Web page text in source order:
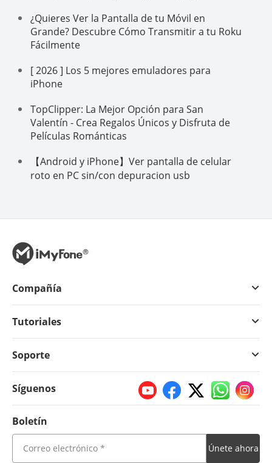
¿Quieres Ver la Pantalla de tu Móvil en
Grande? Descubre Cómo Transmitir a tu Roku
Fácilmente
[ 2026 ] Los 5 mejores emuladores para
iPhone
TopClipper: La Mejor Opción para San
Valentín - Crea Regalos Únicos y Disfruta de
Películas Románticas
【Android y iPhone】Ver pantalla de celular
roto en PC sin/con depuracion usb
Compañía
Tutoriales
Soporte
Síguenos
Boletín
Únete ahora